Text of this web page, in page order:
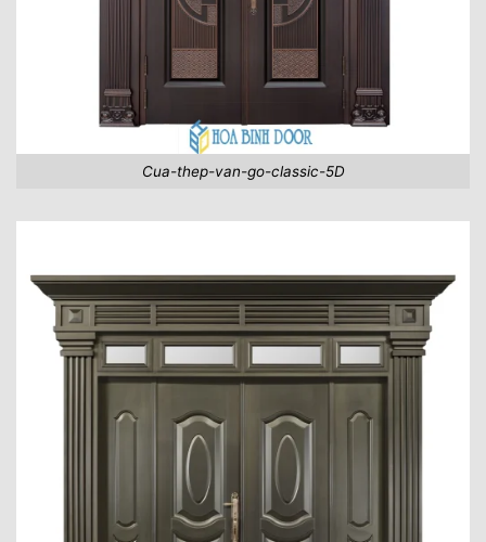
Cua-thep-van-go-classic-5D